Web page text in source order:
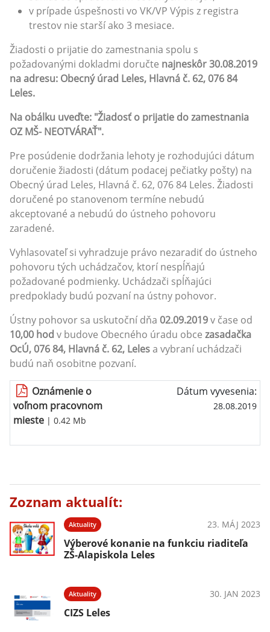
v prípade úspešnosti vo VK/VP Výpis z registra
trestov nie starší ako 3 mesiace.
Žiadosti o prijatie do zamestnania spolu s
požadovanými dokladmi doručte najneskôr 30.08.2019
na adresu: Obecný úrad Leles, Hlavná č. 62, 076 84
Leles.
Na obálku uveďte: "Žiadosť o prijatie do zamestnania
OZ MŠ- NEOTVÁRAŤ".
Pre posúdenie dodržania lehoty je rozhodujúci dátum
doručenie žiadosti (dátum podacej pečiatky pošty) na
Obecný úrad Leles, Hlavná č. 62, 076 84 Leles. Žiadosti
doručené po stanovenom termíne nebudú
akceptované a nebudú do ústneho pohovoru
zaradené.
Vyhlasovateľ si vyhradzuje právo nezaradiť do ústneho
pohovoru tých uchádzačov, ktorí nespĺňajú
požadované podmienky. Uchádzači spĺňajúci
predpoklady budú pozvaní na ústny pohovor.
Ústny pohovor sa uskutoční dňa 02.09.2019v čase od
10,00 hod v budove Obecného úradu obce zasadačka
OcÚ, 076 84, Hlavná č. 62, Lelesa vybraní uchádzači
budú naň osobitne pozvaní.
Oznámenie o
voľnom pracovnom
mieste | 0.42 Mb
Dátum vyvesenia:
28.08.2019
Zoznam aktualít:
Aktuality 23. MÁJ 2023
Výberové konanie na funkciu riaditeľa
ZŠ-Alapiskola Leles
Aktuality 30. JAN 2023
CIZS Leles